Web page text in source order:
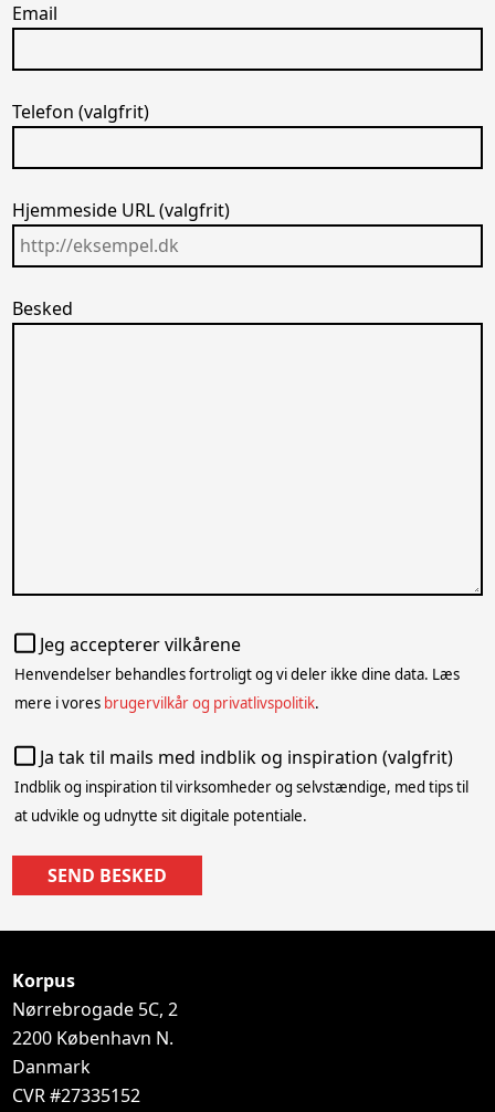
Email
Telefon (valgfrit)
Hjemmeside URL (valgfrit)
Besked
Jeg accepterer vilkårene
Henvendelser behandles fortroligt og vi deler ikke dine data. Læs
mere i vores brugervilkår og privatlivspolitik.
Ja tak til mails med indblik og inspiration (valgfrit)
Indblik og inspiration til virksomheder og selvstændige, med tips til
at udvikle og udnytte sit digitale potentiale.
SEND BESKED
Korpus
Nørrebrogade 5C, 2
2200 København N.
Danmark
CVR #27335152